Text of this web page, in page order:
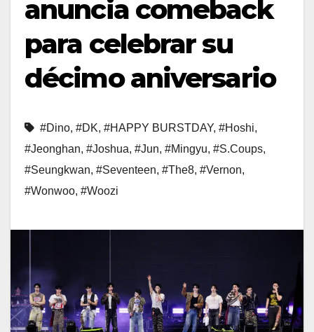
anuncia comeback
para celebrar su
décimo aniversario
#Dino, #DK, #HAPPY BURSTDAY, #Hoshi,
#Jeonghan, #Joshua, #Jun, #Mingyu, #S.Coups,
#Seungkwan, #Seventeen, #The8, #Vernon,
#Wonwoo, #Woozi